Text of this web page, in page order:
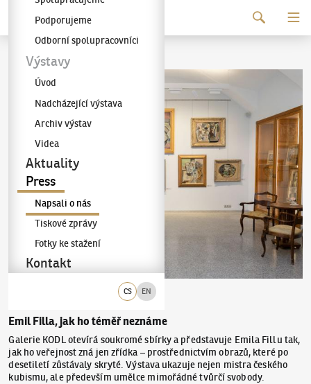
Galerie KODL
CS EN
Podporujeme
Odborní spolupracovníci
Výstavy
Úvod
Nadcházející výstava
Archiv výstav
Videa
Aktuality
Press
Napsali o nás
Tiskové zprávy
Fotky ke stažení
Kontakt
Emil Filla, jak ho téměř neznáme
Galerie KODL otevírá soukromé sbírky a představuje Emila Fillu tak,
jak ho veřejnost zná jen zřídka – prostřednictvím obrazů, které po
desetiletí zůstávaly skryté. Výstava ukazuje nejen mistra českého
kubismu, ale především umělce mimořádné tvůrčí svobody.